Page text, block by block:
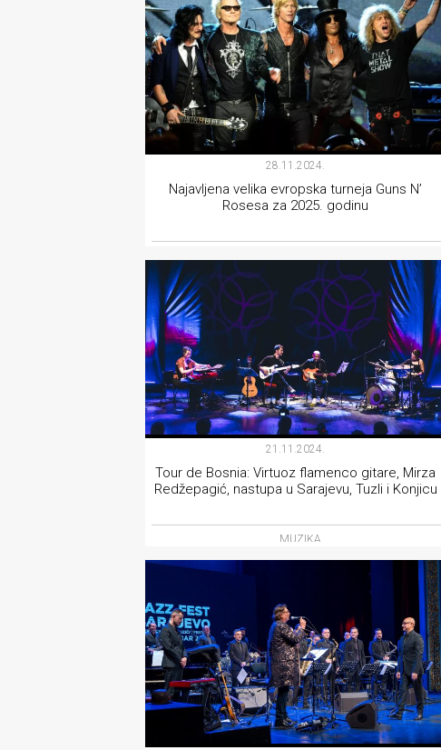
28.11.2024.
Najavljena velika evropska turneja Guns N’
Rosesa za 2025. godinu
21.11.2024.
Tour de Bosnia: Virtuoz flamenco gitare, Mirza
Redžepagić, nastupa u Sarajevu, Tuzli i Konjicu
MUZIKA